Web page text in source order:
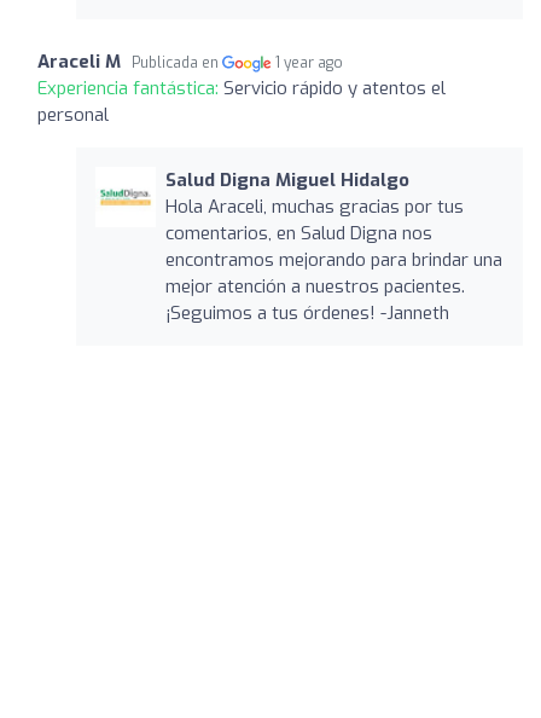
Araceli M Publicada en 1 year ago
Experiencia fantástica: Servicio rápido y atentos el
personal
Salud Digna Miguel Hidalgo
Hola Araceli, muchas gracias por tus
comentarios, en Salud Digna nos
encontramos mejorando para brindar una
mejor atención a nuestros pacientes.
¡Seguimos a tus órdenes! -Janneth